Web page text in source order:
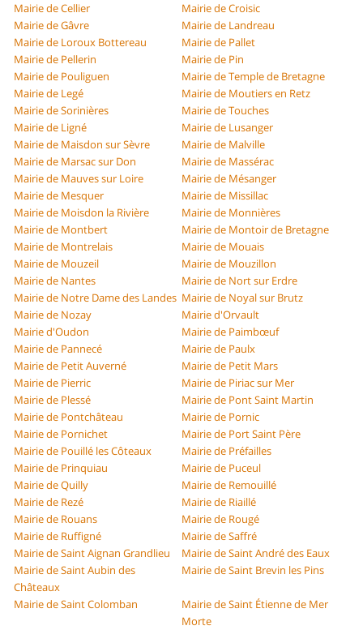
Mairie de Cellier
Mairie de Croisic
Mairie de Gâvre
Mairie de Landreau
Mairie de Loroux Bottereau
Mairie de Pallet
Mairie de Pellerin
Mairie de Pin
Mairie de Pouliguen
Mairie de Temple de Bretagne
Mairie de Legé
Mairie de Moutiers en Retz
Mairie de Sorinières
Mairie de Touches
Mairie de Ligné
Mairie de Lusanger
Mairie de Maisdon sur Sèvre
Mairie de Malville
Mairie de Marsac sur Don
Mairie de Massérac
Mairie de Mauves sur Loire
Mairie de Mésanger
Mairie de Mesquer
Mairie de Missillac
Mairie de Moisdon la Rivière
Mairie de Monnières
Mairie de Montbert
Mairie de Montoir de Bretagne
Mairie de Montrelais
Mairie de Mouais
Mairie de Mouzeil
Mairie de Mouzillon
Mairie de Nantes
Mairie de Nort sur Erdre
Mairie de Notre Dame des Landes Mairie de Noyal sur Brutz
Mairie de Nozay
Mairie d'Orvault
Mairie d'Oudon
Mairie de Paimbœuf
Mairie de Pannecé
Mairie de Paulx
Mairie de Petit Auverné
Mairie de Petit Mars
Mairie de Pierric
Mairie de Piriac sur Mer
Mairie de Plessé
Mairie de Pont Saint Martin
Mairie de Pontchâteau
Mairie de Pornic
Mairie de Pornichet
Mairie de Port Saint Père
Mairie de Pouillé les Côteaux
Mairie de Préfailles
Mairie de Prinquiau
Mairie de Puceul
Mairie de Quilly
Mairie de Remouillé
Mairie de Rezé
Mairie de Riaillé
Mairie de Rouans
Mairie de Rougé
Mairie de Ruffigné
Mairie de Saffré
Mairie de Saint Aignan Grandlieu
Mairie de Saint André des Eaux
Mairie de Saint Aubin des
Châteaux
Mairie de Saint Brevin les Pins
Mairie de Saint Colomban
Mairie de Saint Étienne de Mer
Morte